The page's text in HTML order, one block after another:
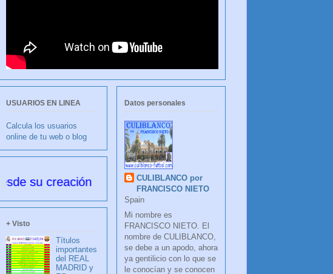
USUARIOS EN LINEA
Calcula los usuarios
online de tu web o blog
creación
+ Visto
Títulos
importantes
del REAL
MADRID y
Datos personales
CULIBLANCO por
FRANCISCO NIETO
Spain
Mi nombre es
FRANCISCO NIETO. El
nombre de CULIBLANCO,
se debe a un apodo, ahora
ya gentilicio con lo que se
le conocían y se conocen